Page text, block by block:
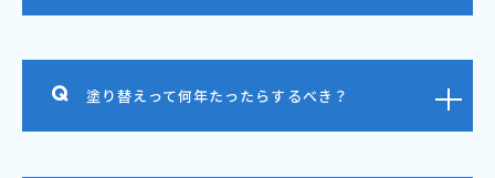
塗り替えって何年たったらするべき？